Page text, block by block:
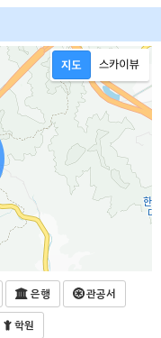
은행
관공서
학원